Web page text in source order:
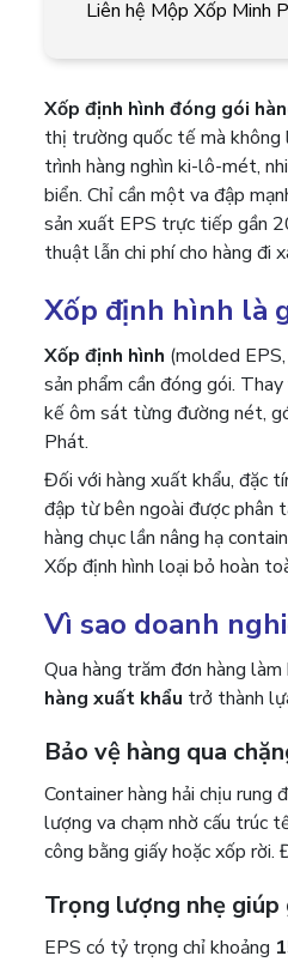
Liên hệ Mộp Xốp Minh
Xốp định hình đóng gói
thị trường quốc tế mà không
trình hàng nghìn ki-lô-mét,
biển. Chỉ cần một va đập
sản xuất EPS trực tiếp gần
thuật lẫn chi phí cho hàng đi
Xốp định hình là
Xốp định hình (molded
sản phẩm cần đóng gói.
kế ôm sát từng đường nét,
Phát.
Đối với hàng xuất khẩu, đặc
đập từ bên ngoài được phân
hàng chục lần nâng hạ
Xốp định hình loại bỏ hoàn
Vì sao doanh
Qua hàng trăm đơn hàng
hàng xuất khẩu trở thành
Bảo vệ hàng qua
Container hàng hải chịu
lượng va chạm nhờ cấu trúc
công bằng giấy hoặc xốp
Trọng lượng nhẹ
EPS có tỷ trọng chỉ khoảng